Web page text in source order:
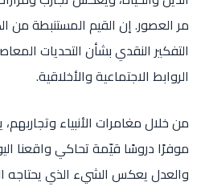
مر العصور. إن القيم المستنبطة من
التفكير النقدي بشأن التحديات
الروابط الاجتماعية والأخلاقية.
من خلال مغامرات الأنبياء
موفرًا دروسًا قيّمة تحاكي واقعنا
والعدل يعكس الشيء الذي يحتاجه